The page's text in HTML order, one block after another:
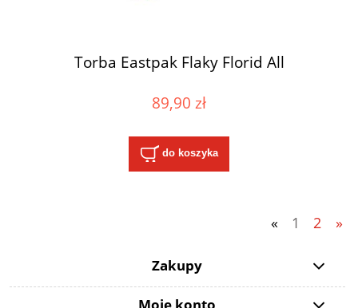
Torba Eastpak Flaky Florid All
89,90 zł
do koszyka
« 1 2 »
Zakupy
Moje konto